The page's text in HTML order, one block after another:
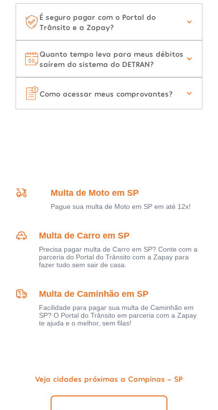
É seguro pagar com o Portal do
Trânsito e a Zapay?
Quanto tempo leva para meus débitos
saírem do sistema do DETRAN?
Como acessar meus comprovantes?
Multa de Moto em SP
Pague sua multa de Moto em SP em até 12x!
Multa de Carro em SP
Precisa pagar multa de Carro em SP? Conte com a
parceria do Portal do Trânsito com a Zapay para
fazer tudo sem sair de casa.
Multa de Caminhão em SP
Facilidade para pagar sua multa de Caminhão em
SP? O Portal do Trânsito em parceria com a Zapay
te ajuda e o melhor, sem filas!
Veja cidades próximas a Campinas - SP